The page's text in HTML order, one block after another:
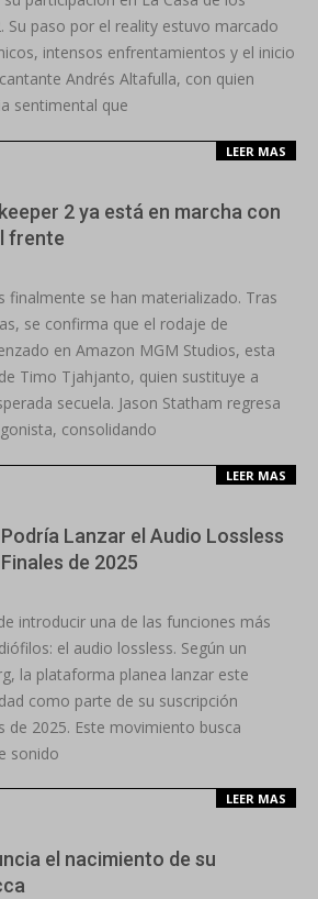
Su paso por el reality estuvo marcado
intensos enfrentamientos y el inicio
Andrés Altafulla, con quien
sentimental que
LEER MAS
2 ya está en marcha con
frente
finalmente se han materializado. Tras
se confirma que el rodaje de
en Amazon MGM Studios, esta
Timo Tjahjanto, quien sustituye a
secuela. Jason Statham regresa
consolidando
LEER MAS
Lanzar el Audio Lossless
de 2025
introducir una de las funciones más
el audio lossless. Según un
la plataforma planea lanzar este
como parte de su suscripción
de 2025. Este movimiento busca
sonido
LEER MAS
el nacimiento de su